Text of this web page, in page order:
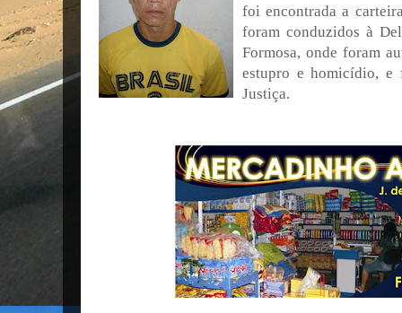
foi encontrada a
foram conduzidos à
Formosa, onde foram
estupro e homicídio, e
Justiça.